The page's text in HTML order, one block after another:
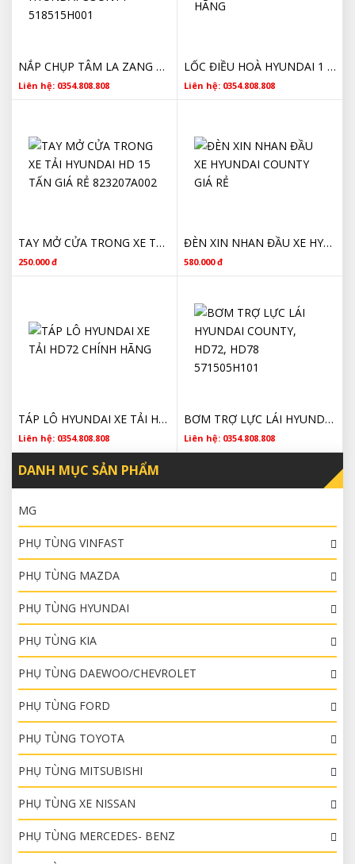
NẮP CHỤP TÂM LA ZANG CHẮN MỠ HYUNDAI COUNTY 518515H001
Liên hệ: 0354.808.808
LỐC ĐIỀU HOÀ HYUNDAI 1 TẤN CHÍNH HÃNG
Liên hệ: 0354.808.808
TAY MỞ CỬA TRONG XE TẢI HYUNDAI HD 15 TẤN GIÁ RẺ 823207A002
250.000 đ
ĐÈN XIN NHAN ĐẦU XE HYUNDAI COUNTY GIÁ RẺ
580.000 đ
TÁP LÔ HYUNDAI XE TẢI HD72 CHÍNH HÃNG
Liên hệ: 0354.808.808
BƠM TRỢ LỰC LÁI HYUNDAI COUNTY, HD72, HD78 571505H101
Liên hệ: 0354.808.808
DANH MỤC SẢN PHẨM
MG
PHỤ TÙNG VINFAST
PHỤ TÙNG MAZDA
PHỤ TÙNG HYUNDAI
PHỤ TÙNG KIA
PHỤ TÙNG DAEWOO/CHEVROLET
PHỤ TÙNG FORD
PHỤ TÙNG TOYOTA
PHỤ TÙNG MITSUBISHI
PHỤ TÙNG XE NISSAN
PHỤ TÙNG MERCEDES- BENZ